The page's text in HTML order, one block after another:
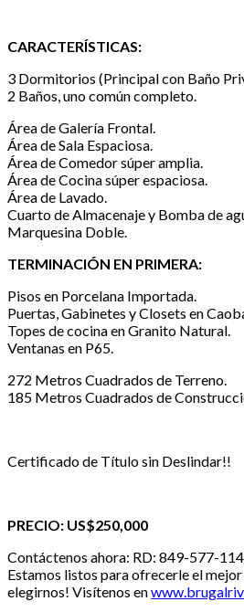
CARACTERÍSTICAS:
3 Dormitorios (Principal con Baño
2 Baños, uno común completo.
Área de Galería Frontal.
Área de Sala Espaciosa.
Área de Comedor súper amplia.
Área de Cocina súper espaciosa.
Área de Lavado.
Cuarto de Almacenaje y Bomba de
Marquesina Doble.
TERMINACIÓN EN PRIMERA:
Pisos en Porcelana Importada.
Puertas, Gabinetes y Closets en
Topes de cocina en Granito Natural.
Ventanas en P65.
272 Metros Cuadrados de Terreno.
185 Metros Cuadrados de
Certificado de Título sin Deslindar!!
PRECIO: US$250,000
Contáctenos ahora: RD: 849-577-
Estamos listos para ofrecerle el
elegirnos! Visítenos en